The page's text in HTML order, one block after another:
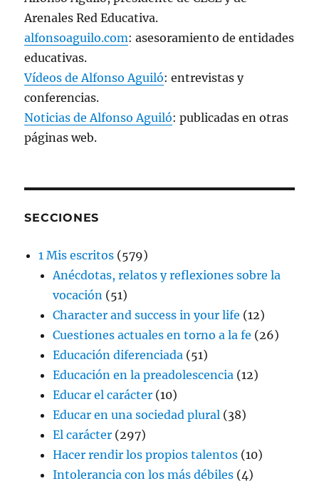
Arenales Red Educativa.
alfonsoaguilo.com: asesoramiento de entidades
educativas.
Vídeos de Alfonso Aguiló: entrevistas y
conferencias.
Noticias de Alfonso Aguiló: publicadas en otras
páginas web.
SECCIONES
1 Mis escritos (579)
Anécdotas, relatos y reflexiones sobre la
vocación (51)
Character and success in your life (12)
Cuestiones actuales en torno a la fe (26)
Educación diferenciada (51)
Educación en la preadolescencia (12)
Educar el carácter (10)
Educar en una sociedad plural (38)
El carácter (297)
Hacer rendir los propios talentos (10)
Intolerancia con los más débiles (4)